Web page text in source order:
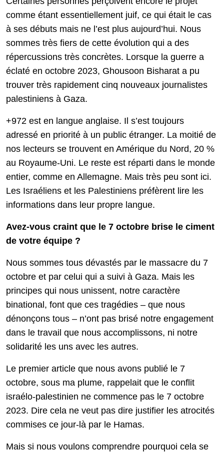
comme étant essentiellement juif, ce qui était le cas
à ses débuts mais ne l’est plus aujourd’hui. Nous
sommes très fiers de cette évolution qui a des
répercussions très concrètes. Lorsque la guerre a
éclaté en octobre 2023, Ghousoon Bisharat a pu
trouver très rapidement cinq nouveaux journalistes
palestiniens à Gaza.
+972 est en langue anglaise. Il s’est toujours
adressé en priorité à un public étranger. La moitié de
nos lecteurs se trouvent en Amérique du Nord, 20 %
au Royaume-Uni. Le reste est réparti dans le monde
entier, comme en Allemagne. Mais très peu sont ici.
Les Israéliens et les Palestiniens préfèrent lire les
informations dans leur propre langue.
Avez-vous craint que le 7 octobre brise le ciment
de votre équipe ?
Nous sommes tous dévastés par le massacre du 7
octobre et par celui qui a suivi à Gaza. Mais les
principes qui nous unissent, notre caractère
binational, font que ces tragédies – que nous
dénonçons tous – n’ont pas brisé notre engagement
dans le travail que nous accomplissons, ni notre
solidarité les uns avec les autres.
Le premier article que nous avons publié le 7
octobre, sous ma plume, rappelait que le conflit
israélo-palestinien ne commence pas le 7 octobre
2023. Dire cela ne veut pas dire justifier les atrocités
commises ce jour-là par le Hamas.
Mais si nous voulons comprendre pourquoi cela se